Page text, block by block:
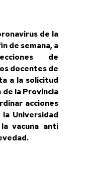
de la
de semana, a
de
docentes de
a la solicitud
la Provincia
acciones
Universidad
vacuna anti